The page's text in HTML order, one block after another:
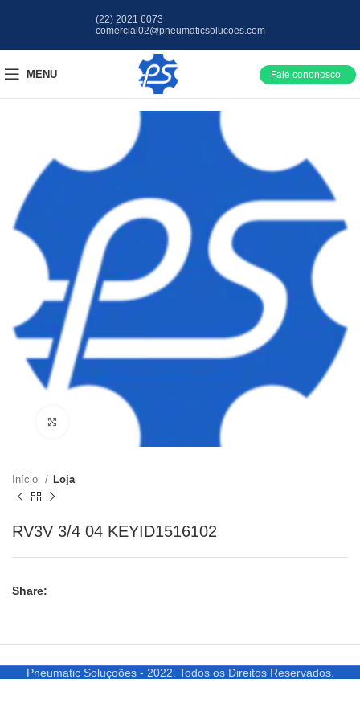
(22) 2021 6073
comercial02@pneumaticsolucoes.com
MENU Fale cononosco
Clique para ampliar
Início Loja
RV3V 3/4 04 KEYID1516102
Share:
Pneumatic Soluçoões - 2022. Todos os Direitos Reservados.